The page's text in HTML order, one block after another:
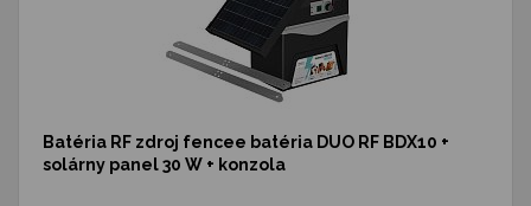
Batéria RF zdroj fencee batéria DUO RF BDX10 +
solárny panel 30 W + konzola